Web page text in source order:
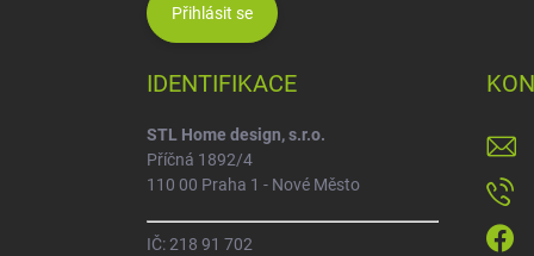
Přihlásit se
IDENTIFIKACE
STL Home design, s.r.o.
Příčná 1892/4
110 00 Praha 1 - Nové Město
IČ: 218 91 702